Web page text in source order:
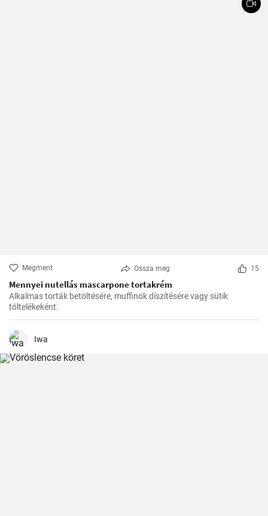
Megment Ossza meg 15
Mennyei nutellás mascarpone tortakrém
Alkalmas torták betöltésére, muffinok díszítésére vagy sütik
töltelékeként.
Iwa